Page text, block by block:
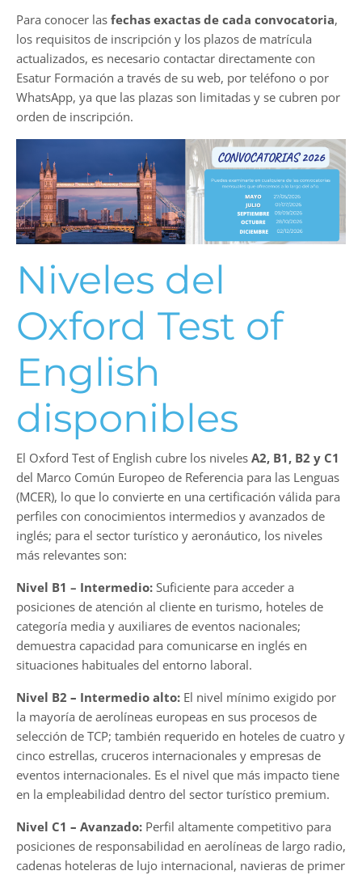
Para conocer las fechas exactas de cada convocatoria,
los requisitos de inscripción y los plazos de matrícula
actualizados, es necesario contactar directamente con
Esatur Formación a través de su web, por teléfono o por
WhatsApp, ya que las plazas son limitadas y se cubren por
orden de inscripción.
Niveles del
Oxford Test of
English
disponibles
El Oxford Test of English cubre los niveles A2, B1, B2 y C1
del Marco Común Europeo de Referencia para las Lenguas
(MCER), lo que lo convierte en una certificación válida para
perfiles con conocimientos intermedios y avanzados de
inglés; para el sector turístico y aeronáutico, los niveles
más relevantes son:
Nivel B1 – Intermedio: Suficiente para acceder a
posiciones de atención al cliente en turismo, hoteles de
categoría media y auxiliares de eventos nacionales;
demuestra capacidad para comunicarse en inglés en
situaciones habituales del entorno laboral.
Nivel B2 – Intermedio alto: El nivel mínimo exigido por
la mayoría de aerolíneas europeas en sus procesos de
selección de TCP; también requerido en hoteles de cuatro y
cinco estrellas, cruceros internacionales y empresas de
eventos internacionales. Es el nivel que más impacto tiene
en la empleabilidad dentro del sector turístico premium.
Nivel C1 – Avanzado: Perfil altamente competitivo para
posiciones de responsabilidad en aerolíneas de largo radio,
cadenas hoteleras de lujo internacional, navieras de primer